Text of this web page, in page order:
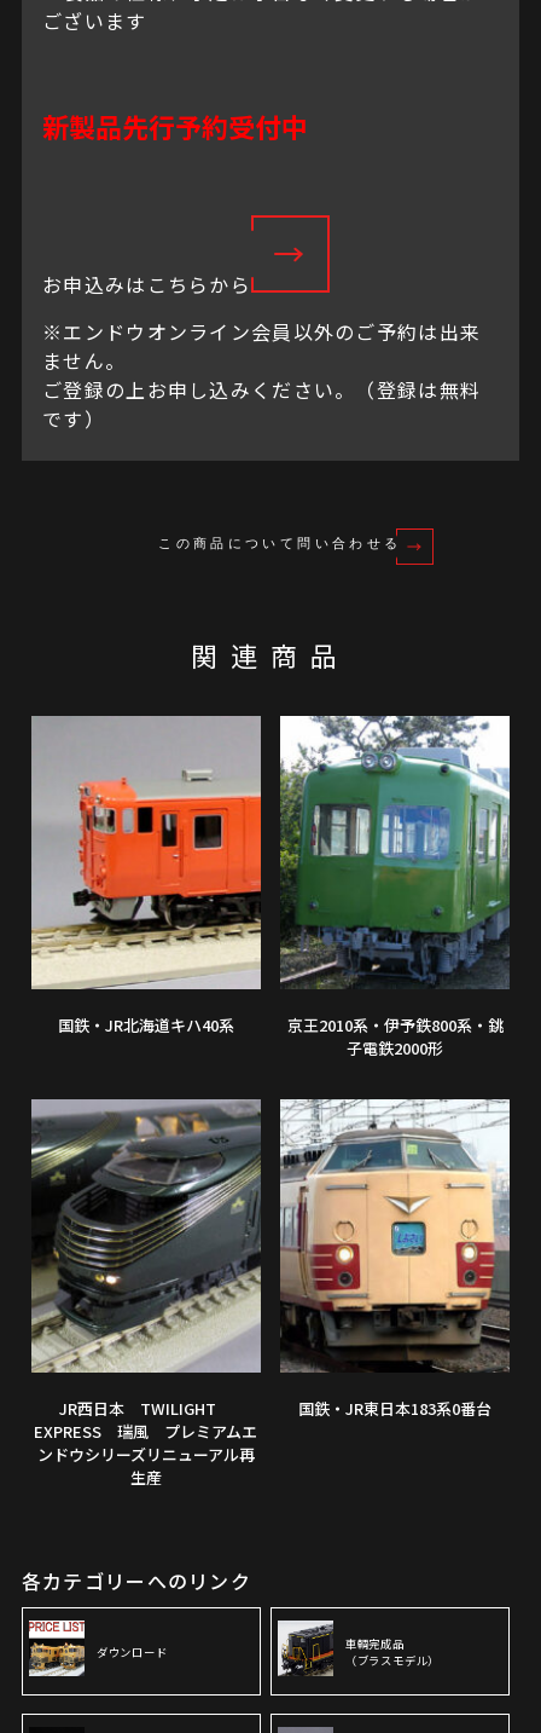
ございます
新製品先行予約受付中
お申込みはこちらから
※エンドウオンライン会員以外のご予約は出来
ません。
ご登録の上お申し込みください。（登録は無料
です）
この商品について問い合わせる
各カテゴリーへのリンク
ダウンロード
車輌完成品
（ブラスモデル）
関連商品
国鉄・JR北海道キハ40系
京王2010系・伊予鉄800系・銚
子電鉄2000形
JR西日本 TWILIGHT
EXPRESS 瑞風 プレミアムエ
ンドウシリーズリニューアル再
生産
国鉄・JR東日本183系0番台